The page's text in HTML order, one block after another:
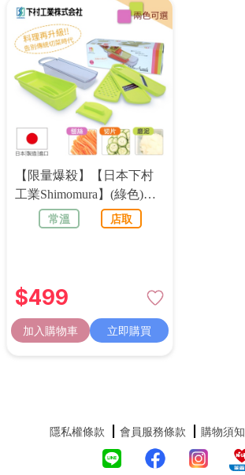
【限量爆殺】【日本下村
工業Shimomura】(綠色)日
本製三合一蔬果調理器套
裝5件組KAY-01
常溫 店取
$499
加入購物車 立即購買
隱私權條款 會員服務條款 購物須知